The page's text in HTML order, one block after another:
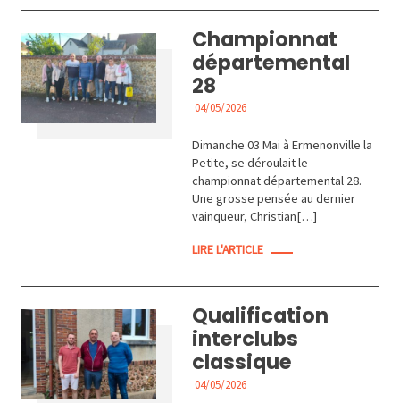
Championnat
départemental
28
04/05/2026
Dimanche 03 Mai à Ermenonville la
Petite, se déroulait le
championnat départemental 28.
Une grosse pensée au dernier
vainqueur, Christian[…]
LIRE L'ARTICLE
Qualification
interclubs
classique
04/05/2026